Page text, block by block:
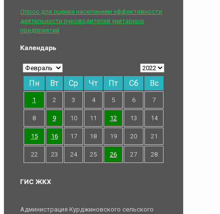
Опрос для оценки населением эффективности
деятельности руководителей унитарных
предприятий
Календарь
Пн Вт Ср Чт Пт Сб Вс
1 2 3 4 5 6 7
8 9 10 11 12 13 14
15 16 17 18 19 20 21
22 23 24 25 26 27 28
ГИС ЖКХ
Администрация Курджиновского сельского